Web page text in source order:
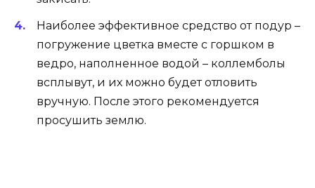
Наиболее эффективное средство от подур –
погружение цветка вместе с горшком в
ведро, наполненное водой – коллемболы
всплывут, и их можно будет отловить
вручную. После этого рекомендуется
просушить землю.